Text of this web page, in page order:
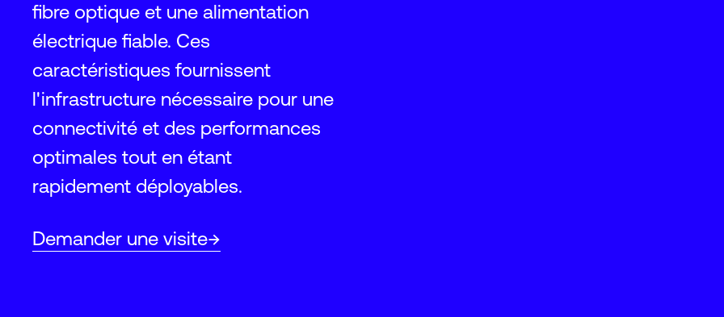
fibre optique et une alimentation
électrique fiable. Ces
caractéristiques fournissent
l'infrastructure nécessaire pour une
connectivité et des performances
optimales tout en étant
rapidement déployables.
Demander une visite